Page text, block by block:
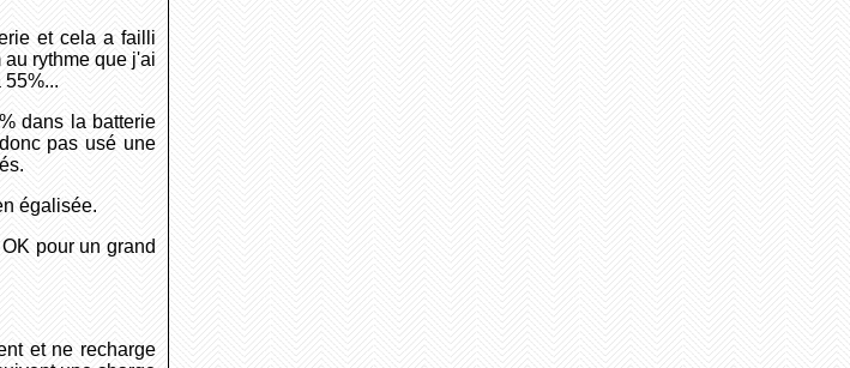
et cela a failli
rythme que j'ai
dans la batterie
pas usé une
égalisée.
pour un grand
et ne recharge